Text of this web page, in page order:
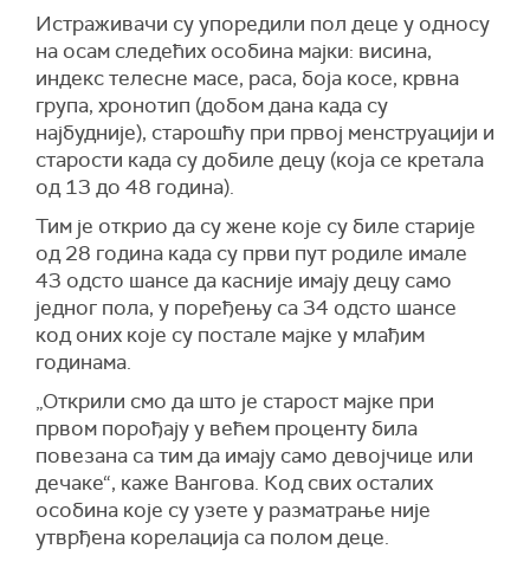
Истраживачи су упоредили пол деце у односу
на осам следећих особина мајки: висина,
индекс телесне масе, раса, боја косе, крвна
група, хронотип (добом дана када су
најбудније), старошћу при првој менструацији и
старости када су добиле децу (која се кретала
од 13 до 48 година).
Тим је открио да су жене које су биле старије
од 28 година када су први пут родиле имале
43 одсто шансе да касније имају децу само
једног пола, у поређењу са 34 одсто шансе
код оних које су постале мајке у млађим
годинама.
„Открили смо да што је старост мајке при
првом порођају у већем проценту била
повезана са тим да имају само девојчице или
дечаке“, каже Вангова. Код свих осталих
особина које су узете у разматрање није
утврђена корелација са полом деце.